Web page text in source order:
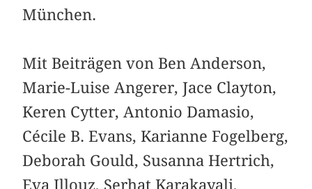
München.
Mit Beiträgen von Ben Anderson,
Marie-Luise Angerer, Jace Clayton,
Keren Cytter, Antonio Damasio,
Cécile B. Evans, Karianne Fogelberg,
Deborah Gould, Susanna Hertrich,
Eva Illouz, Serhat Karakayali,